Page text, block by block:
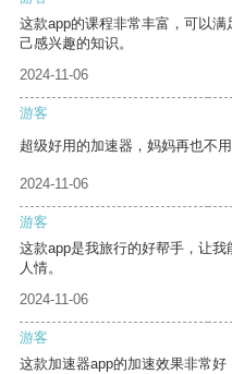
这款app的课程非常丰富，可以
己感兴趣的知识。
2024-11-06
游客
超级好用的加速器，妈妈再也不
2024-11-06
游客
这款app是我旅行的好帮手，让
人情。
2024-11-06
游客
这款加速器app的加速效果非常